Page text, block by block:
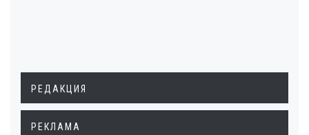
РЕДАКЦИЯ
РЕКЛАМА